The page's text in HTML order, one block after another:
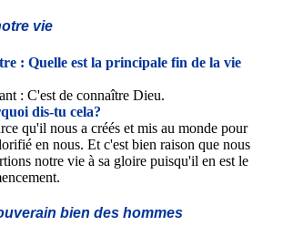
vie
: Quelle est la principale fin de la vie
: C'est de connaître Dieu.
dis-tu cela?
qu'il nous a créés et mis au monde pour
en nous. Et c'est bien raison que nous
notre vie à sa gloire puisqu'il en est le
bien des hommes